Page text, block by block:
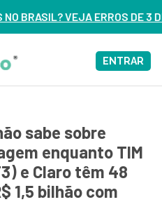
DELES – ASSISTA AGORA
ENTRAR
sabe sobre
enquanto TIM
e Claro têm 48
1,5 bilhão com